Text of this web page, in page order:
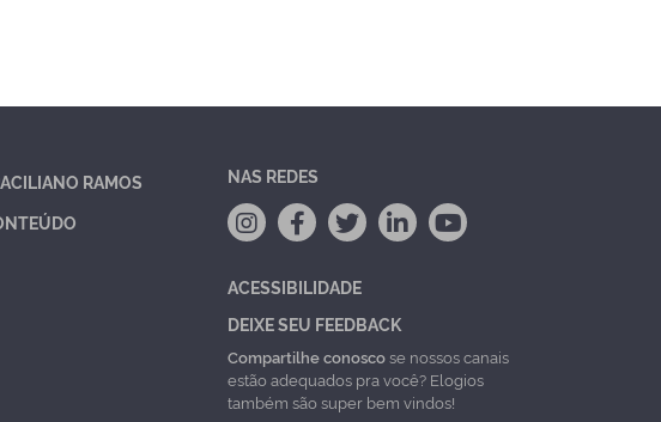
RAMOS
NAS REDES
ACESSIBILIDADE
DEIXE SEU FEEDBACK
Compartilhe conoscose nossos canais
estão adequados pra você? Elogios
também são super bem vindos!